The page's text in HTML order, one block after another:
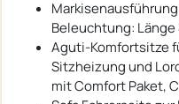
Beleuchtung: Länge
Aguti-Komfortsitze
Sitzheizung und
mit Comfort Paket,